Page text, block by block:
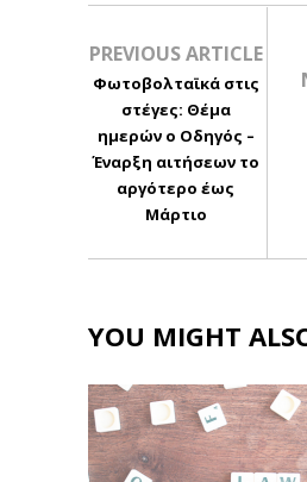
PREVIOUS ARTICLE
Φωτοβολταϊκά στις
στέγες: Θέμα
ημερών ο Οδηγός –
Έναρξη αιτήσεων το
αργότερο έως
Μάρτιο
YOU MIGHT